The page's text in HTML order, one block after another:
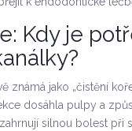
Kdy je
známá jako „čistění
dosáhla pulpy a
silnou bolest při